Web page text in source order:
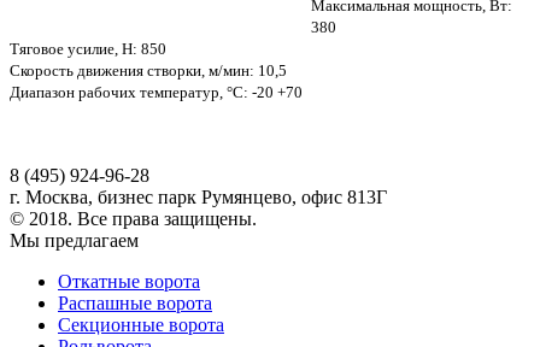
Максимальная мощность, Вт:
380
Тяговое усилие, Н: 850
Скорость движения створки, м/мин: 10,5
Диапазон рабочих температур, °С: -20 +70
8 (495) 924-96-28
г. Москва, бизнес парк Румянцево, офис 813Г
© 2018. Все права защищены.
Мы предлагаем
Откатные ворота
Распашные ворота
Секционные ворота